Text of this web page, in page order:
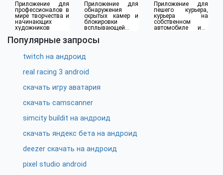
Приложение для
профессионалов в
мире творчества и
начинающих
художников
Приложение для
обнаружения
скрытых камер и
блокировки
всплывающей
Приложение для
пешего курьера,
курьера на
собственном
автомобиле или
Популярные запросы
twitch на андроид
real racing 3 android
скачать игру аватария
скачать camscanner
simcity buildit на андроид
скачать яндекс бета на андроид
deezer скачать на андроид
pixel studio android